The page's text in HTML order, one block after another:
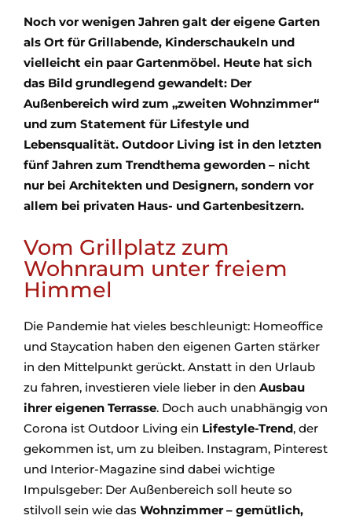
Noch vor wenigen Jahren galt der eigene Garten
als Ort für Grillabende, Kinderschaukeln und
vielleicht ein paar Gartenmöbel. Heute hat sich
das Bild grundlegend gewandelt: Der
Außenbereich wird zum „zweiten Wohnzimmer“
und zum Statement für Lifestyle und
Lebensqualität. Outdoor Living ist in den letzten
fünf Jahren zum Trendthema geworden – nicht
nur bei Architekten und Designern, sondern vor
allem bei privaten Haus- und Gartenbesitzern.
Vom Grillplatz zum
Wohnraum unter freiem
Himmel
Die Pandemie hat vieles beschleunigt: Homeoffice
und Staycation haben den eigenen Garten stärker
in den Mittelpunkt gerückt. Anstatt in den Urlaub
zu fahren, investieren viele lieber in den Ausbau
ihrer eigenen Terrasse. Doch auch unabhängig von
Corona ist Outdoor Living ein Lifestyle-Trend, der
gekommen ist, um zu bleiben. Instagram, Pinterest
und Interior-Magazine sind dabei wichtige
Impulsgeber: Der Außenbereich soll heute so
stilvoll sein wie das Wohnzimmer – gemütlich,